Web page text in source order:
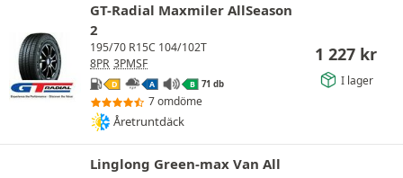
GT-Radial Maxmiler AllSeason
2
195/70 R15C 104/102T
8PR 3PMSF
D A B 71 db
7 omdöme
Åretruntdäck
1 227 kr
I lager
Linglong Green-max Van All